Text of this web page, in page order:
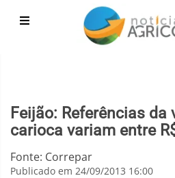
Feijão: Referências da
carioca variam entre
Fonte: Correpar
Publicado em 24/09/2013 16:00